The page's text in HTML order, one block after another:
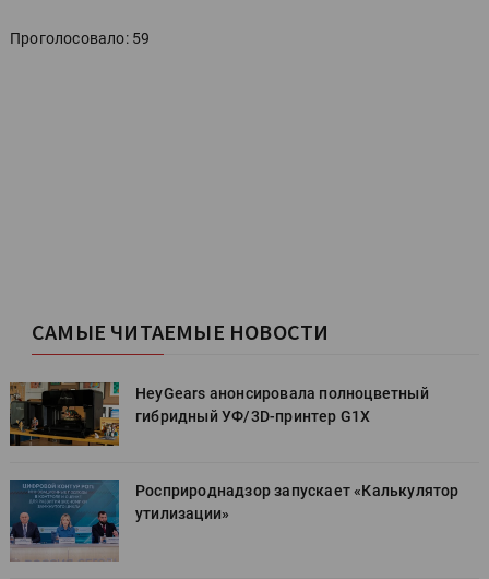
Проголосовало: 59
САМЫЕ ЧИТАЕМЫЕ НОВОСТИ
HeyGears анонсировала полноцветный
гибридный УФ/3D-принтер G1X
Росприроднадзор запускает «Калькулятор
утилизации»